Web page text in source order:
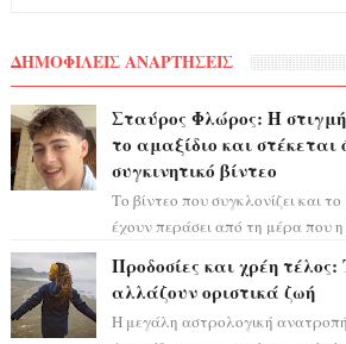
ΔΗΜΟΦΙΛΕΙΣ ΑΝΑΡΤΗΣΕΙΣ
Σταύρος Φλώρος: Η
το αμαξίδιο και στέκεται
συγκινητικό βίντεο
Το βίντεο που συγκλονίζει και
έχουν περάσει από τη μέρα που
Προδοσίες και χρέη
αλλάζουν οριστικά ζωή
Η μεγάλη αστρολογική